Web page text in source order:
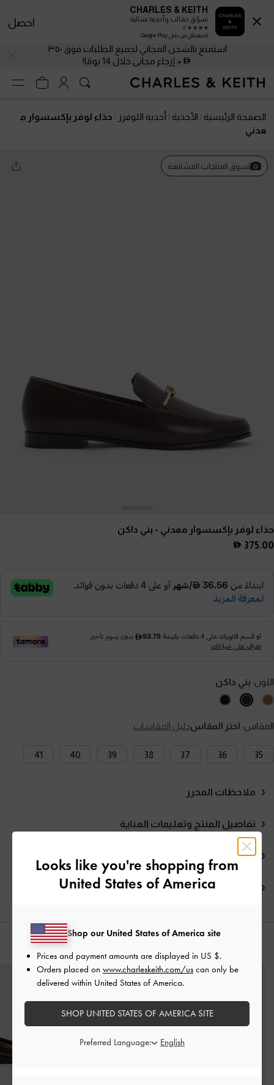
استمتع بالشحن المجاني لجميع الطلبات فوق ٣٥٠
+ إرجاع مجاني خلال 14 يومًا!
الصفحة الرئيسية الأحذية أحذية اللوفرز
حذاء لوفر بإكسسوار م
عدني
تسوق المنتجات المشابهة
حذاء لوفر بإكسسوار معدني - بني داكن
375.00
اللون: بني داكن
المقاس: اختر المقاسدليل المقاسات
35
36
37
38
39
40
41
ملاحظات المحرر
تفاصيل المنتج وتعليمات العناية
العروض الحصرية
الشحن والإرجاع
CHARLES & KEITH
تسوّق حقائب وأحذية نسائية
احصلحمّل من خلال Google Play
احصل
Looks like you're shopping from
United States of America
Shop our United States of America site
Prices and payment amounts are displayed in US $.
Orders placed on www.charleskeith.com/us can only be
delivered within United States of America.
SHOP UNITED STATES OF AMERICA SITE
Preferred Language: